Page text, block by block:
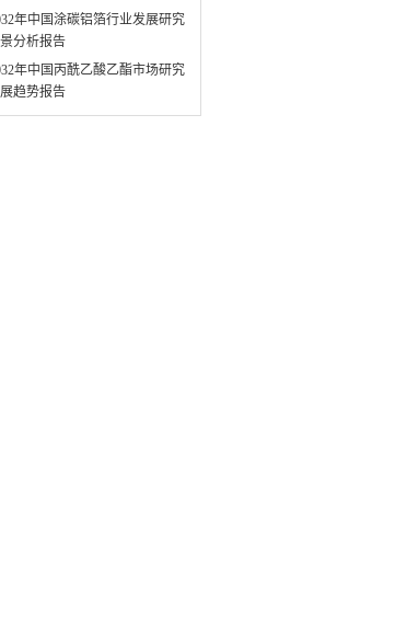
年中国涂碳铝箔行业发展研究
分析报告
年中国丙酰乙酸乙酯市场研究
趋势报告